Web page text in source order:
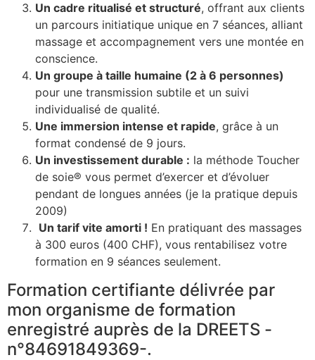
Un cadre ritualisé et structuré, offrant aux clients
un parcours initiatique unique en 7 séances, alliant
massage et accompagnement vers une montée en
conscience.
Un groupe à taille humaine (2 à 6 personnes)
pour une transmission subtile et un suivi
individualisé de qualité.
Une immersion intense et rapide, grâce à un
format condensé de 9 jours.
Un investissement durable : la méthode Toucher
de soie® vous permet d’exercer et d’évoluer
pendant de longues années (je la pratique depuis
2009)
Un tarif vite amorti ! En pratiquant des massages
à 300 euros (400 CHF), vous rentabilisez votre
formation en 9 séances seulement.
Formation certifiante délivrée par
mon organisme de formation
enregistré auprès de la DREETS -
n°84691849369-.